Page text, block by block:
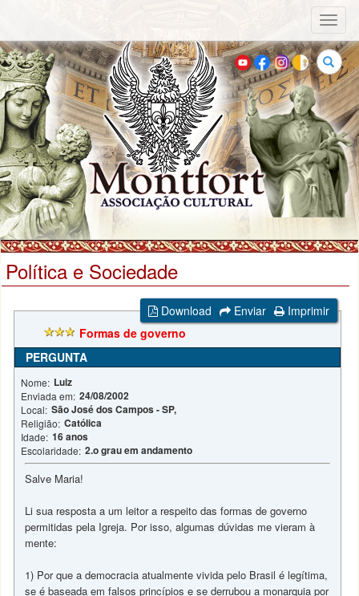
Buscar
Política e Sociedade
Download Enviar
Imprimir
Formas de governo
PERGUNTA
Nome: Luiz
Enviada em: 24/08/2002
Local: São José dos Campos - SP,
Religião: Católica
Idade: 16 anos
Escolaridade: 2.o grau em andamento
Salve Maria!
Li sua resposta a um leitor a respeito das formas de governo
permitidas pela Igreja. Por isso, algumas dúvidas me vieram à
mente:
1) Por que a democracia atualmente vivida pelo Brasil é legítima,
se é baseada em falsos princípios e se derrubou a monarquia por